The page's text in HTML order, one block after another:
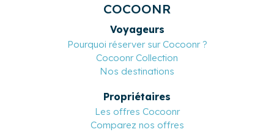
COCOONR
Voyageurs
Pourquoi réserver sur Cocoonr ?
Cocoonr Collection
Nos destinations
Propriétaires
Les offres Cocoonr
Comparez nos offres